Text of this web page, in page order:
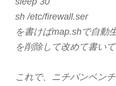
sh /etc/firewall.ser
を書けばmap.shで自動
を削除して改めて書いて
これで、ニチバンベン